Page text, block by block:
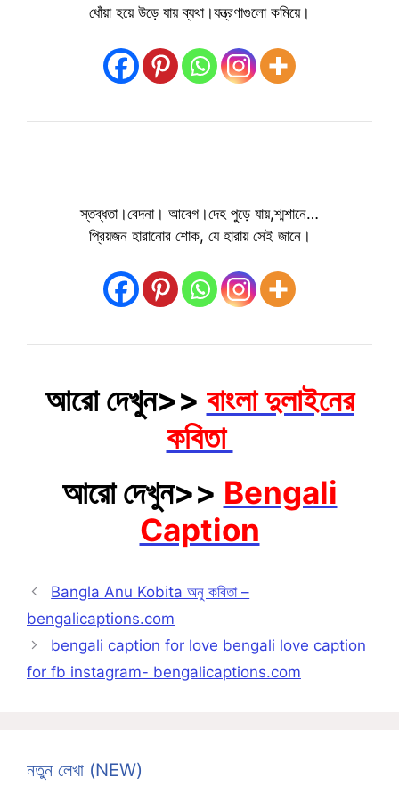
ধোঁয়া হয়ে উড়ে যায় ব্যথা।যন্ত্রণাগুলো কমিয়ে।
স্তব্ধতা।বেদনা। আবেগ।দেহ পুড়ে যায়,শ্মশানে…
প্রিয়জন হারানোর শোক, যে হারায় সেই জানে।
আরো দেখুন>> বাংলা দুলাইনের
কবিতা
আরো দেখুন>> Bengali
Caption
Bangla Anu Kobita অনু কবিতা –
bengalicaptions.com
bengali caption for love bengali love caption
for fb instagram- bengalicaptions.com
নতুন লেখা (NEW)